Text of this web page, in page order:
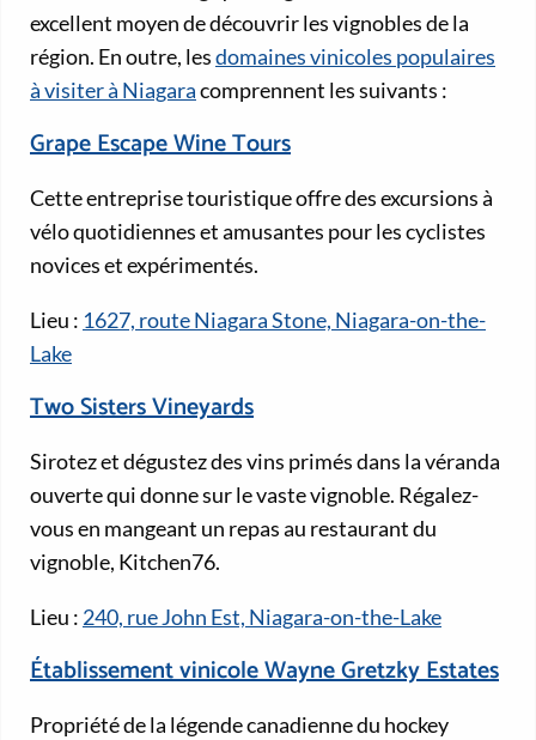
excellent moyen de découvrir les vignobles de la
région. En outre, lesdomaines vinicoles populaires
à visiter à Niagaracomprennent les suivants :
Grape Escape Wine Tours
Cette entreprise touristique offre des excursions à
vélo quotidiennes et amusantes pour les cyclistes
novices et expérimentés.
Lieu : 1627, route Niagara Stone, Niagara-on-the-
Lake
Two Sisters Vineyards
Sirotez et dégustez des vins primés dans la véranda
ouverte qui donne sur le vaste vignoble. Régalez-
vous en mangeant un repas au restaurant du
vignoble, Kitchen76.
Lieu : 240, rue John Est, Niagara-on-the-Lake
Établissement vinicole Wayne Gretzky Estates
Propriété de la légende canadienne du hockey